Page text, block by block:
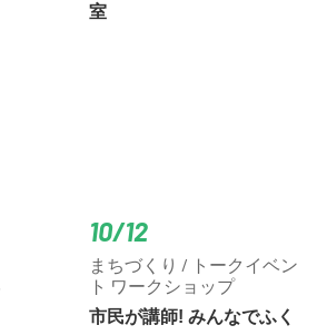
室
10/12
まちづくり / トークイベン
ト ワークショップ
市民が講師! みんなでふく